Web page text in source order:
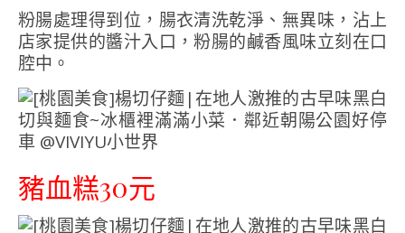
粉腸處理得到位，腸衣清洗乾淨、無異味，沾上
店家提供的醬汁入口，粉腸的鹹香風味立刻在口
腔中。
豬血糕30元